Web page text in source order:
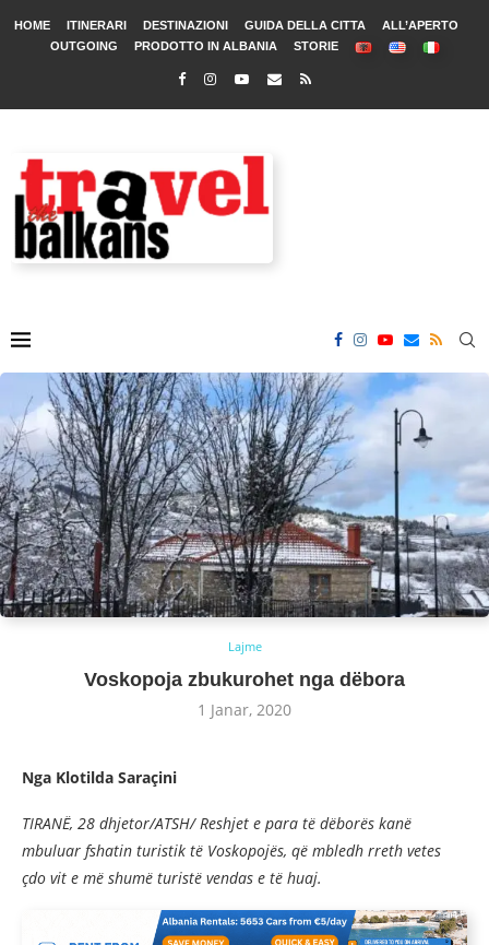
HOME ITINERARI DESTINAZIONI GUIDA DELLA CITTA
ALL’APERTO
OUTGOING
PRODOTTO IN ALBANIA STORIE
Lajme
Voskopoja zbukurohet nga dëbora
1 Janar, 2020
Nga Klotilda Saraçini
TIRANË, 28 dhjetor/ATSH/ Reshjet e para të dëborës kanë
mbuluar fshatin turistik të Voskopojës, që mbledh rreth vetes
çdo vit e më shumë turistë vendas e të huaj.